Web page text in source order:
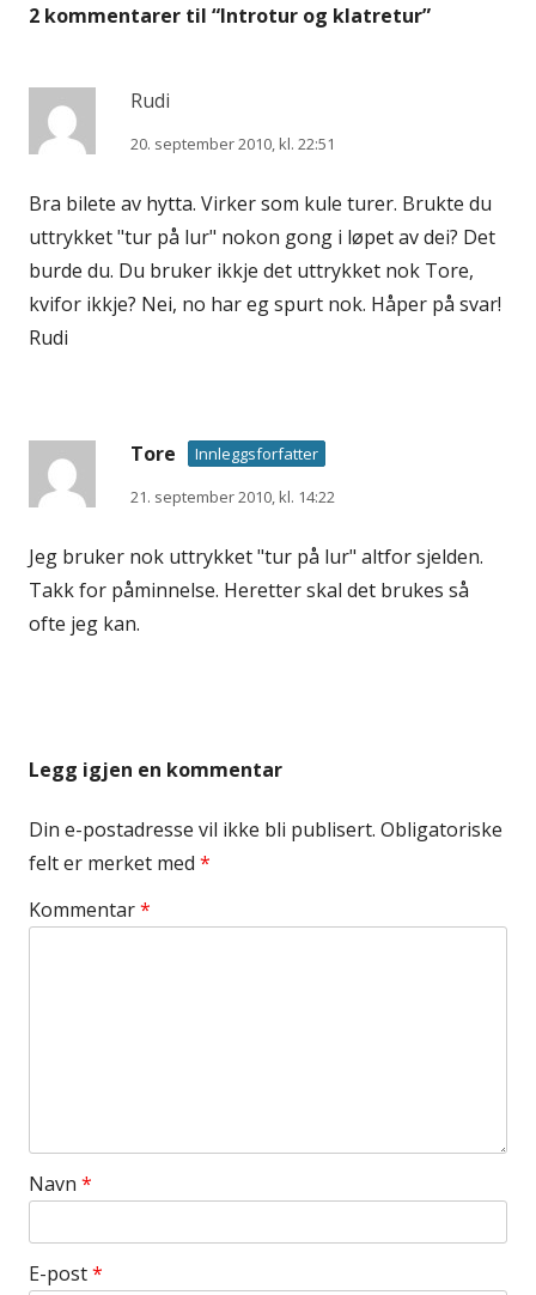
2 kommentarer til “Introtur og klatretur”
Rudi
20. september 2010, kl. 22:51
Bra bilete av hytta. Virker som kule turer. Brukte du
uttrykket "tur på lur" nokon gong i løpet av dei? Det
burde du. Du bruker ikkje det uttrykket nok Tore,
kvifor ikkje? Nei, no har eg spurt nok. Håper på svar!
Rudi
Tore
Innleggsforfatter
21. september 2010, kl. 14:22
Jeg bruker nok uttrykket "tur på lur" altfor sjelden.
Takk for påminnelse. Heretter skal det brukes så
ofte jeg kan.
Legg igjen en kommentar
Din e-postadresse vil ikke bli publisert. Obligatoriske
felt er merket med *
Kommentar*
Navn *
E-post*